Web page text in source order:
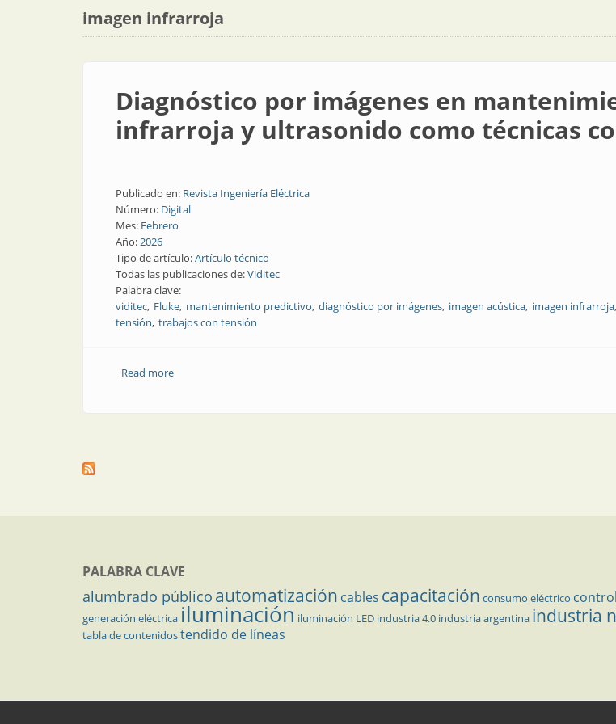
imagen infrarroja
Diagnóstico por imágenes en
infrarroja y ultrasonido como técnicas
Publicado en: Revista Ingeniería Eléctrica
Número: Digital
Mes: Febrero
Año:2026
Tipo de artículo:Artículo técnico
Todas las publicaciones de:Viditec
Palabra clave:
viditec Fluke mantenimiento predictivo diagnóstico por imágenes imagen acústica imagen infrarroja
tensión trabajos con tensión
Read moreabout Diagnóstico por imágenes en mantenimiento eléctrico: termografía infrarroja y
PALABRA CLAVE
alumbrado público automatización cables capacitación consumo eléctrico control
generación eléctrica iluminación iluminación LED industria 4.0 industria argentina industria
tabla de contenidostendido de líneas